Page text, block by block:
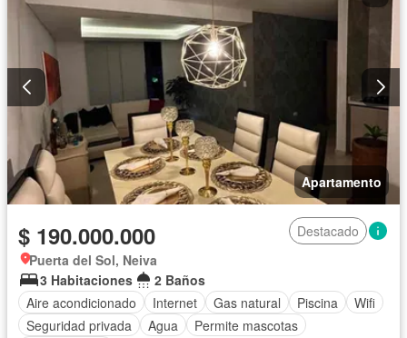
Apartamento
$ 190.000.000
Destacado
Puerta del Sol, Neiva
3 Habitaciones
2 Baños
Aire acondicionado
Internet Gas natural Piscina
Wifi
Seguridad privada
Agua
Permite mascotas